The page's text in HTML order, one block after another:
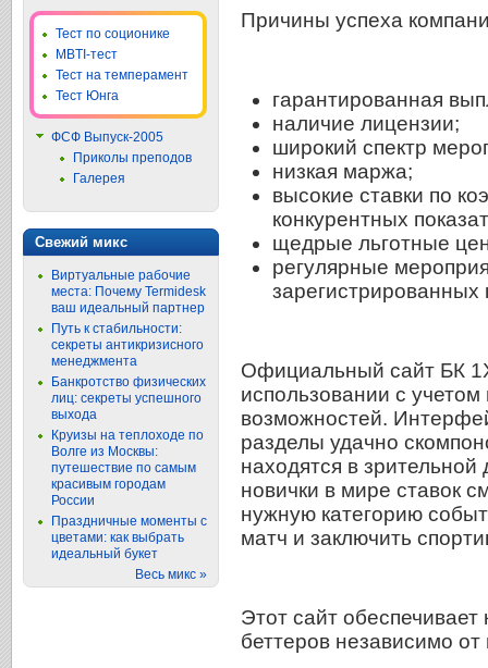
Причины успеха
гарантированная
наличие лицензии;
широкий спектр
низкая маржа;
высокие ставки по
конкурентных
щедрые льготные
регулярные
зарегистрированных
Официальный сайт БК
использовании с
возможностей.
разделы удачно
находятся в
новички в мире ставок
нужную категорию
матч и заключить
Этот сайт
беттеров независимо
Тест по соционике
MBTI-тест
Тест на темперамент
Тест Юнга
ФСФ Выпуск-2005
Приколы преподов
Галерея
Свежий микс
Виртуальные рабочие
места: Почему Termidesk
ваш идеальный партнер
Путь к стабильности:
секреты антикризисного
менеджмента
Банкротство физических
лиц: секреты успешного
выхода
Круизы на теплоходе по
Волге из Москвы:
путешествие по самым
красивым городам
России
Праздничные моменты с
цветами: как выбрать
идеальный букет
Весь микс »